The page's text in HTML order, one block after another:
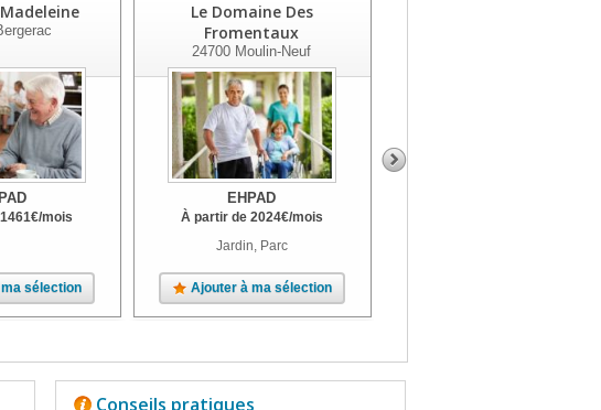
1461€/mois
sélection
Le Domaine Des
Fromentaux
24700 Moulin-Neuf
EHPAD
À partir de 2024€/mois
Jardin, Parc
Ajouter à ma sélection
Conseils pratiques